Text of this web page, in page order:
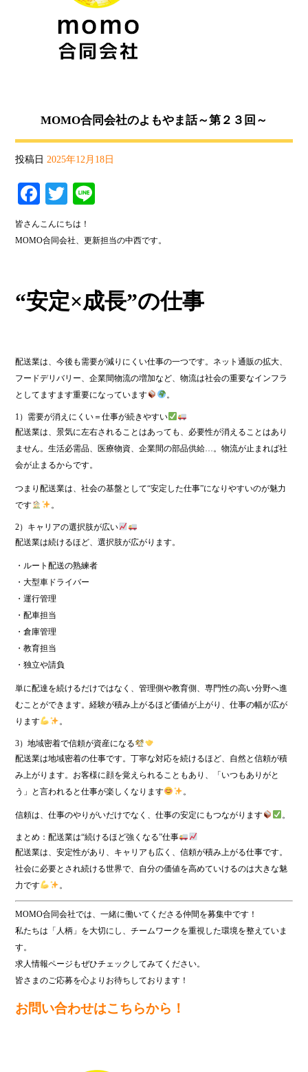
MOMO合同会社のよもやま話～第２３回～
投稿日 2025年12月18日
Fa
ce
bo
T
wi
tte
皆さんこんにちは！
MOMO合同会社、更新担当の中西です。
“安定×成長”の仕事
配送業は、今後も需要が減りにくい仕事の一つです。ネット通販の拡大、
フードデリバリー、企業間物流の増加など、物流は社会の重要なインフラ
としてますます重要になっています
。
1）需要が消えにくい＝仕事が続きやすい
配送業は、景気に左右されることはあっても、必要性が消えることはあり
ません。生活必需品、医療物資、企業間の部品供給…。物流が止まれば社
会が止まるからです。
つまり配送業は、社会の基盤として“安定した仕事”になりやすいのが魅力
です
。
2）キャリアの選択肢が広い
配送業は続けるほど、選択肢が広がります。
・ルート配送の熟練者
・大型車ドライバー
・運行管理
・配車担当
・倉庫管理
・教育担当
・独立や請負
単に配達を続けるだけではなく、管理側や教育側、専門性の高い分野へ進
むことができます。経験が積み上がるほど価値が上がり、仕事の幅が広が
ります
。
3）地域密着で信頼が資産になる
配送業は地域密着の仕事です。丁寧な対応を続けるほど、自然と信頼が積
み上がります。お客様に顔を覚えられることもあり、「いつもありがと
う」と言われると仕事が楽しくなります
。
信頼は、仕事のやりがいだけでなく、仕事の安定にもつながります 。
まとめ：配送業は“続けるほど強くなる”仕事
配送業は、安定性があり、キャリアも広く、信頼が積み上がる仕事です。
社会に必要とされ続ける世界で、自分の価値を高めていけるのは大きな魅
力です
。
MOMO合同会社では、一緒に働いてくださる仲間を募集中です！
私たちは「人柄」を大切にし、チームワークを重視した環境を整えていま
す。
求人情報ページもぜひチェックしてみてください。
皆さまのご応募を心よりお待ちしております！
お問い合わせはこちらから！